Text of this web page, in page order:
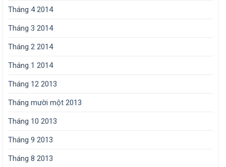
Tháng 4 2014
Tháng 3 2014
Tháng 2 2014
Tháng 1 2014
Tháng 12 2013
Tháng mười một 2013
Tháng 10 2013
Tháng 9 2013
Tháng 8 2013